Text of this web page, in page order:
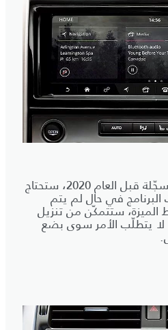
بالنسبة إلى الطرازات المسجّلة قبل العام 2020، ستحتاج
في حال لم يتم
ستتمكّن من تنزيل
لا يتطلّب الأمر سوى بضع